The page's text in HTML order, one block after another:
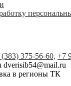
(383) 375-56-60, +7
dverisib54@mail.ru
в регионы ТК